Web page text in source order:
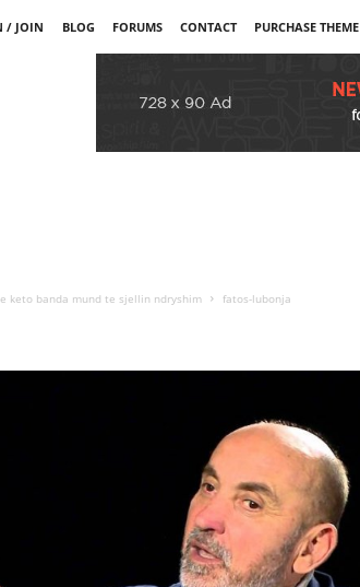
/ JOIN BLOG FORUMS CONTACT PURCHASE THEME
keto banda mund te sjellin ndryshim fatos-lubonja